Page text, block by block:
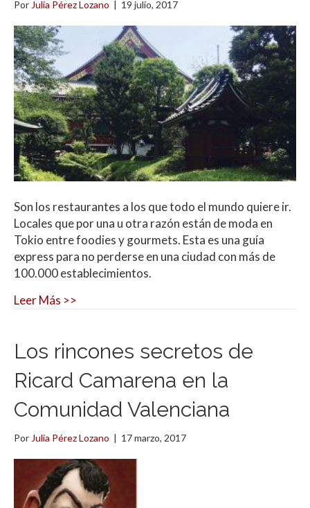
Por Julia Pérez Lozano | 19 julio, 2017
Son los restaurantes a los que todo el mundo quiere ir.
Locales que por una u otra razón están de moda en
Tokio entre foodies y gourmets. Esta es una guía
express para no perderse en una ciudad con más de
100.000 establecimientos.
Leer Más >>
Los rincones secretos de
Ricard Camarena en la
Comunidad Valenciana
Por Julia Pérez Lozano | 17 marzo, 2017